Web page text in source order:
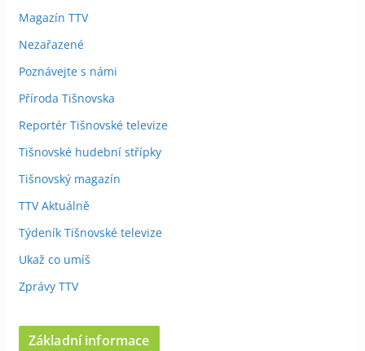
Magazín TTV
Nezařazené
Poznávejte s námi
Příroda Tišnovska
Reportér Tišnovské televize
Tišnovské hudební střípky
Tišnovský magazín
TTV Aktuálně
Týdeník Tišnovské televize
Ukaž co umíš
Zprávy TTV
Základní informace